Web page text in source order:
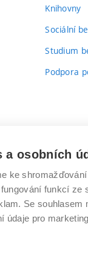
Knihovny
Sociální
Studium
Podpora
VYSOKÉ
602 00
a osobních
ke
funkcí ze
Se
údaje pro